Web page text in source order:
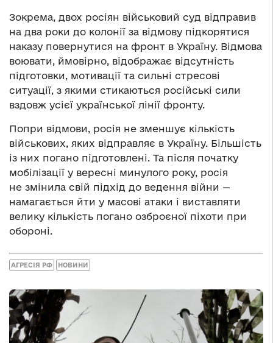
Зокрема, двох росіян військовий суд відправив
на два роки до колонії за відмову підкорятися
наказу повернутися на фронт в Україну. Відмова
воювати, ймовірно, відображає відсутність
підготовки, мотивації та сильні стресові
ситуації, з якими стикаються російські сили
вздовж усієї української лінії фронту.
Попри відмови, росія не зменшує кількість
військових, яких відправляє в Україну. Більшість
із них погано підготовлені. Та після початку
мобілізації у вересні минулого року, росія
не змінила свій підхід до ведення війни —
намагається йти у масові атаки і виставляти
велику кількість погано озброєної піхоти при
обороні.
АГРЕСІЯ РФ НОВИНИ